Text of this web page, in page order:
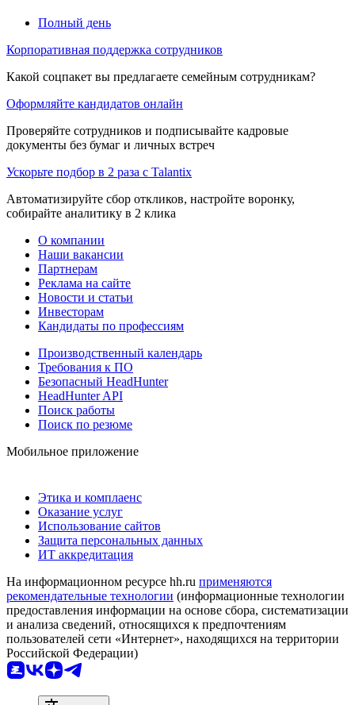
Полный день
Корпоративная поддержка сотрудников
Какой соцпакет вы предлагаете семейным сотрудникам?
Оформляйте кандидатов онлайн
Проверяйте сотрудников и подписывайте кадровые
документы без бумаг и личных встреч
Ускорьте подбор в 2 раза с Talantix
Автоматизируйте сбор откликов, настройте воронку,
собирайте аналитику в 2 клика
О компании
Наши вакансии
Партнерам
Реклама на сайте
Новости и статьи
Инвесторам
Кандидаты по профессиям
Производственный календарь
Требования к ПО
Безопасный HeadHunter
HeadHunter API
Поиск работы
Поиск по резюме
Мобильное приложение
Этика и комплаенс
Оказание услуг
Использование сайтов
Защита персональных данных
ИТ аккредитация
На информационном ресурсе hh.ru применяются
рекомендательные технологии (информационные технологии
предоставления информации на основе сбора, систематизации
и анализа сведений, относящихся к предпочтениям
пользователей сети «Интернет», находящихся на территории
Российской Федерации)